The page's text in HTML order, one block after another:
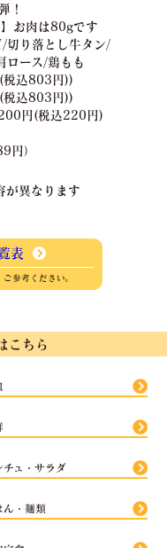
！
】お肉は80gです
/切り落とし牛タン/
ロース/鶏もも
税込803円))
税込803円))
円(税込220円)
円）
が異なります
表
参考ください。
こちら
チュ・サラダ
ん・麺類